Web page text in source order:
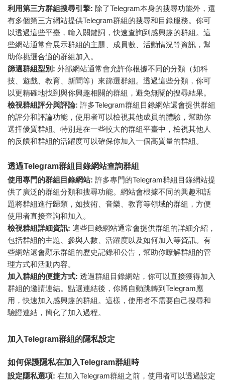
利用第三方群組搜尋引擎: 除了Telegram本身的搜尋功能外，還
有多個第三方網站提供Telegram群組的搜尋和目錄服務。你可
以透過這些平臺，輸入關鍵詞，快速查詢到感興趣的群組。這
些網站通常會展示群組的主題、成員數、活動情況等資訊，幫
助你挑選合適的群組加入。
篩選群組型別: 外部網站通常會允許你根據不同的分類（如科
技、遊戲、教育、新聞等）來篩選群組。透過這些分類，你可
以更精確地找到與你興趣相關的群組，避免無關的搜尋結果。
檢視群組評分與評論: 許多Telegram群組目錄網站還會提供群組
的評分和評論功能，使用者可以檢視其他成員的體驗，幫助你
選擇優質群組。特別是在一些較大的群組平臺中，檢視其他人
的反饋和群組的活躍度可以確保你加入一個高質量的群組。
透過Telegram群組目錄網站查詢群組
使用專門的群組目錄網站: 許多專門的Telegram群組目錄網站提
供了廣泛的群組分類和搜尋功能。網站會根據不同的興趣和話
題將群組進行歸類，如技術、音樂、教育等領域的群組，方便
使用者直接查詢和加入。
檢視群組詳細資訊: 這些目錄網站通常會提供群組的詳細介紹，
包括群組的主題、參與人數、活躍度以及如何加入等資訊。有
些網站還會顯示群組的歷史記錄和公告，幫助你瞭解群組的管
理方式和活動內容。
加入群組的便捷方式: 透過群組目錄網站，你可以直接獲得加入
群組的邀請連結。點選連結後，你將自動跳轉到Telegram應
用，快速加入感興趣的群組。這樣，使用者不需要自己搜尋和
驗證連結，簡化了加入過程。
加入Telegram群組的隱私設定
如何保護隱私在加入Telegram群組時
設定隱私選項: 在加入Telegram群組之前，使用者可以透過設定